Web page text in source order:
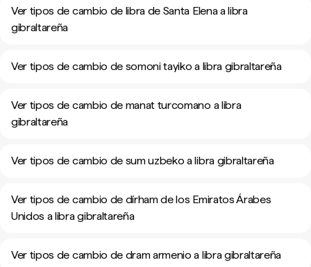
Ver tipos de cambio de libra de Santa Elena a libra
gibraltareña
Ver tipos de cambio de somoni tayiko a libra gibraltareña
Ver tipos de cambio de manat turcomano a libra
gibraltareña
Ver tipos de cambio de sum uzbeko a libra gibraltareña
Ver tipos de cambio de dírham de los Emiratos Árabes
Unidos a libra gibraltareña
Ver tipos de cambio de dram armenio a libra gibraltareña